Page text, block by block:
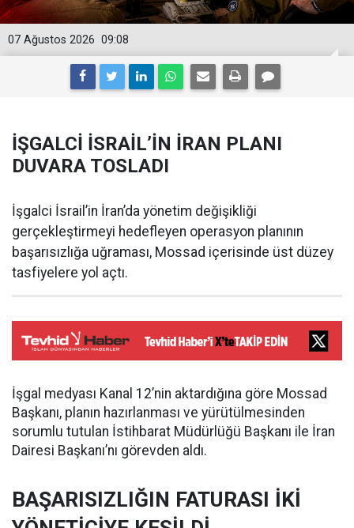
09:08
07 Ağustos 2026
İŞGALCİ İSRAİL’İN İRAN PLANI
DUVARA TOSLADI
İşgalci İsrail’in İran’da yönetim değişikliği
gerçekleştirmeyi hedefleyen operasyon planının
başarısızlığa uğraması, Mossad içerisinde üst düzey
tasfiyelere yol açtı.
İşgal medyası Kanal 12’nin aktardığına göre Mossad
Başkanı, planın hazırlanması ve yürütülmesinden
sorumlu tutulan İstihbarat Müdürlüğü Başkanı ile İran
Dairesi Başkanı’nı görevden aldı.
BAŞARISIZLIĞIN FATURASI İKİ